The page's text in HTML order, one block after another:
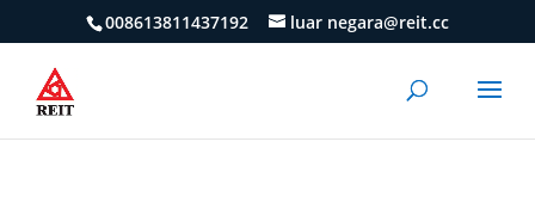
008613811437192 luar negara@reit.cc